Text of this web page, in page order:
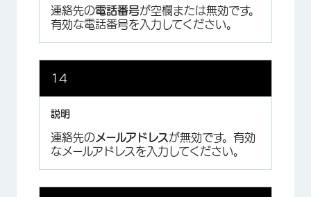
連絡先の電話番号が空欄または無効です。
有効な電話番号を入力してください。
14
連絡先のメールアドレスが無効です。有効
なメールアドレスを入力してください。